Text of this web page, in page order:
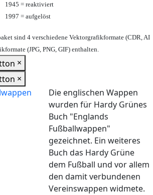
1945 = reaktiviert
1997 = aufgelöst
sind 4 verschiedene Vektorgrafikformate (CDR, AI
(JPG, PNG, GIF) enthalten.
×
×
Die englischen Wappen
wurden für Hardy Grünes
Buch "Englands
Fußballwappen"
gezeichnet. Ein weiteres
Buch das Hardy Grüne
dem Fußball und vor allem
den damit verbundenen
Vereinswappen widmete.